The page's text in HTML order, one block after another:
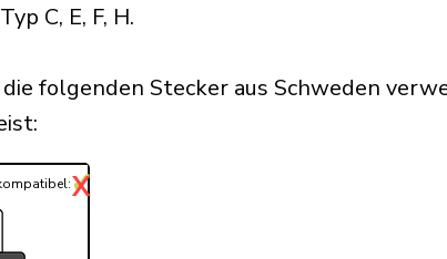
C, E, F, H.
folgenden Stecker aus Schweden
✓
X